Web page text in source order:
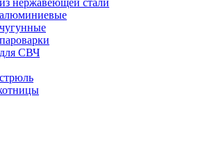
нержавеющей стали
СВЧ